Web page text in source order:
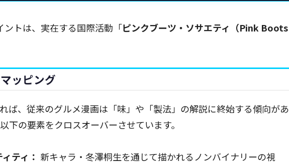
ントは、実在する国際活動「ピンクブーツ・ソサエティ（Pink Boots
ッピング
ば、従来のグルメ漫画は「味」や「製法」の解説に終始する傾向があ
下の要素をクロスオーバーさせています。
ティ： 新キャラ・冬澤桐生を通じて描かれるノンバイナリーの視